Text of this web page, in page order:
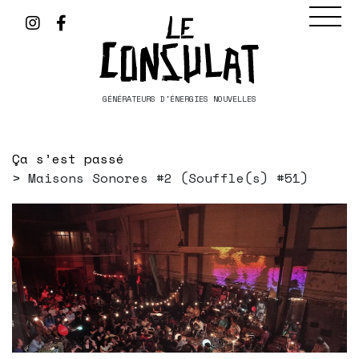
GÉNÉRATEURS D'ÉNERGIES NOUVELLES
Ça s’est passé
Maisons Sonores #2 (Souffle(s) #51)